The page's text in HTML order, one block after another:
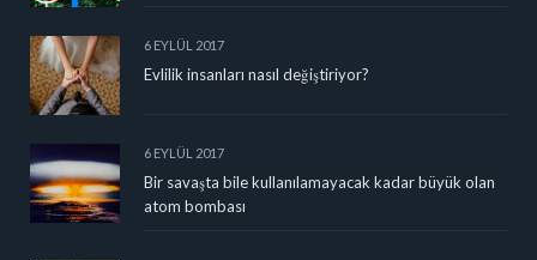
6 EYLÜL 2017
Evlilik insanları nasıl değiştiriyor?
6 EYLÜL 2017
Bir savaşta bile kullanılamayacak kadar büyük olan
atom bombası